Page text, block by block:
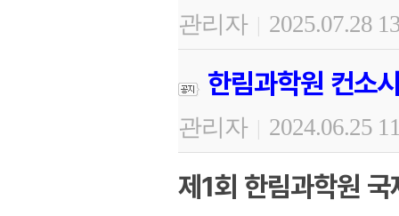
관리자 | 2025.07.28
한림과학원 컨소
관리자 | 2024.06.25
제1회 한림과학원